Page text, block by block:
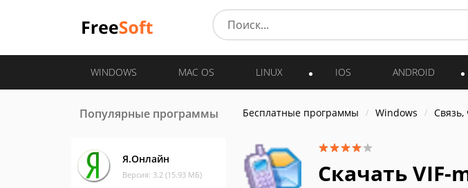
WINDOWS MAC OS LINUX IOS ANDROID
Популярные программы
Я.Онлайн
Версия: 3.2 (15.93 МБ)
Бесплатные программы Windows Связь,
Скачать VIF-